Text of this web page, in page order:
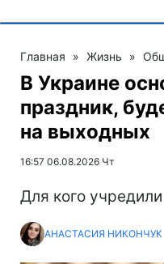
Главная » Жизнь »
В Украине
праздник,
на выходных
16:57 06.08.2026 Чт
Для кого
АНАСТАСИЯ НИКОНЧУК